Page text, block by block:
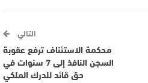
التالي
محكمة الاستئناف ترفع عقوبة
السجن النافذ إلى 7 سنوات في
حق قائد للدرك الملكي